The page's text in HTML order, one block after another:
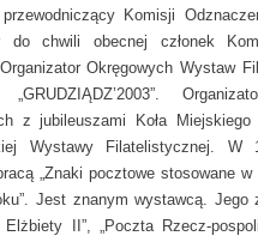
Komisji
chwili obecnej członek
Okręgowych Wystaw
„GRUDZIĄDZ’2003”.
z jubileuszami Koła
Wystawy Filatelistycznej. W
„Znaki pocztowe stosowane w
Jest znanym wystawcą. Jego
II”, „Poczta Rzecz-